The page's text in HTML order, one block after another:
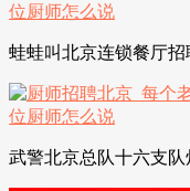
蛙蛙叫北京连锁餐厅招
武警北京总队十六支